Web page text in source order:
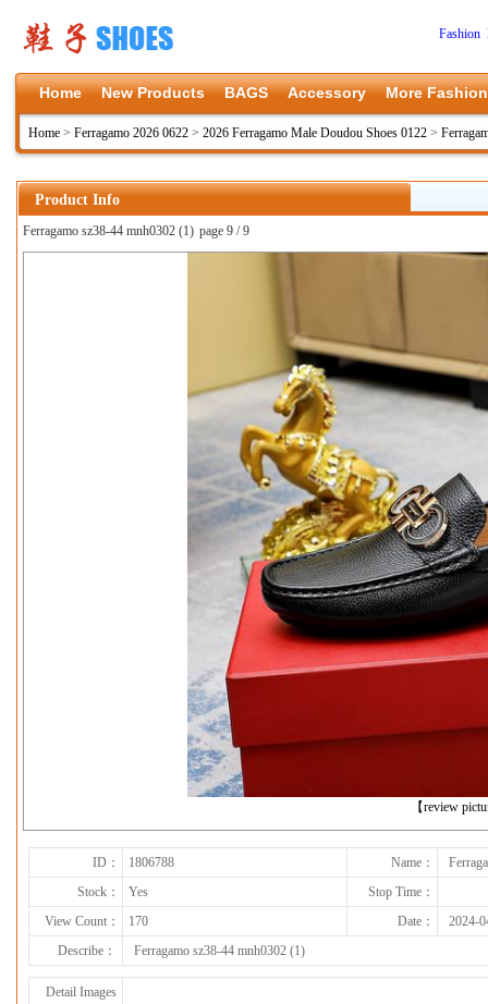
Fashion
Home New Products BAGS Accessory More Fashion
Home > Ferragamo 2026 0622 > 2026 Ferragamo Male Doudou Shoes 0122 >
Product Info
Ferragamo sz38-44 mnh0302 (1) page 9 / 9
【review
上一张
ID： 1806788 Name：
Stock：
Yes
Stop Time：
View Count：
170 Date：
2024-
Describe：
Ferragamo sz38-44 mnh0302 (1)
Detail Images